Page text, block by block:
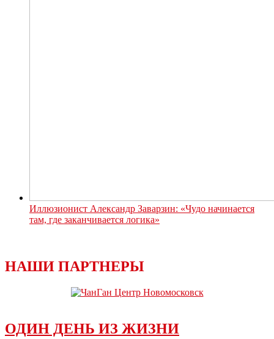
Иллюзионист Александр Заварзин: «Чудо начинается
там, где заканчивается логика»
НАШИ ПАРТНЕРЫ
ОДИН ДЕНЬ ИЗ ЖИЗНИ